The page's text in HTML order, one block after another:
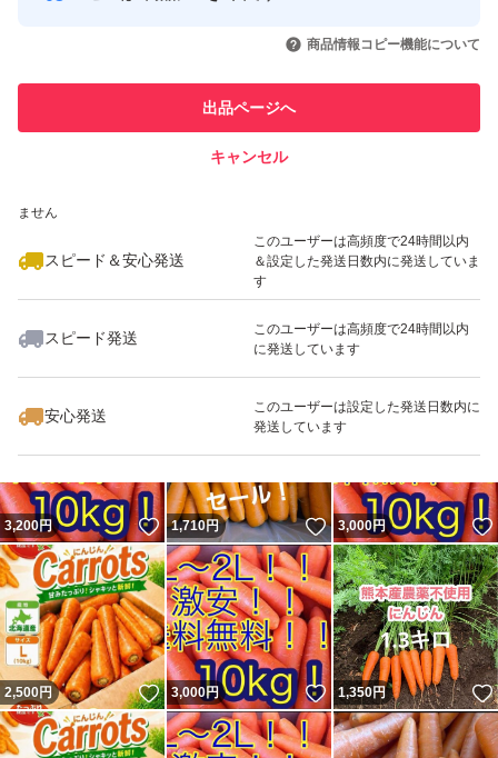
引を完了させた実績があります
での取引実績があります
ません
スピード＆安心発送
このユーザーは高頻度で24時間以内
＆設定した発送日数内に発送していま
す
スピード発送
このユーザーは高頻度で24時間以内
に発送しています
安心発送
このユーザーは設定した発送日数内に
発送しています
商品情報コピー機能について
出品ページへ
キャンセル
いいね！
2,500
3,200円 いいね！
1,710円 いいね！
3,000円
2,500円 いいね！
3,000円 いいね！
1,350円